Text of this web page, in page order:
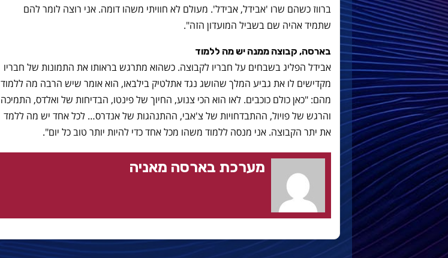
ברווז כשהם שרו 'אבידל, אבידל'. מעולם לא חוויתי משהו דומה. אני רוצה לומר להם
שתמיד אהיה שם בשביל המועדון הזה".
בארסה, קבוצה ממנה יש מה ללמוד
אבידל הפליג בשבחים על חבריו לקבוצה. כשהוא מתרגש בראותו את התמונות של חבריו
מקדישים לו את גביע המלך שהושג נגד אתלטיק בילבאו, הוא אומר שיש הרבה מה ללמוד
מהם: "כאן כולם כוכבים. לאו הוא הכי צנוע, החיוך של פינטו, הבדיחות של ואלדס, התמיכה
והרגש של פויול, ההתבדחויות של צ'אבי, ההתנהגות של אנדרס… לכל אחד יש מה ללמד
את יתר הקבוצה. אני מנסה ללמוד משהו מכל אחד כדי להיות יותר טוב כל יום".
מערכת בארסה מאניה